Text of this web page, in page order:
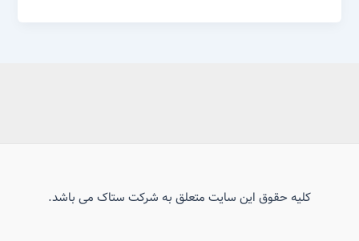
کلیه حقوق این سایت متعلق به شرکت ستاک می باشد.